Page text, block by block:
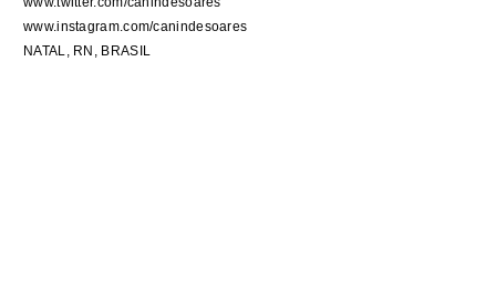
www.instagram.com/canindesoares
NATAL, RN, BRASIL